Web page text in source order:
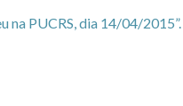
na PUCRS, dia 14/04/